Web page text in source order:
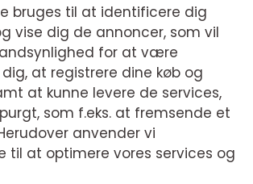
bruges til at identificere dig
vise dig de annoncer, som vil
for at være
at registrere dine køb og
at kunne levere de services,
som f.eks. at fremsende et
anvender vi
til at optimere vores services og